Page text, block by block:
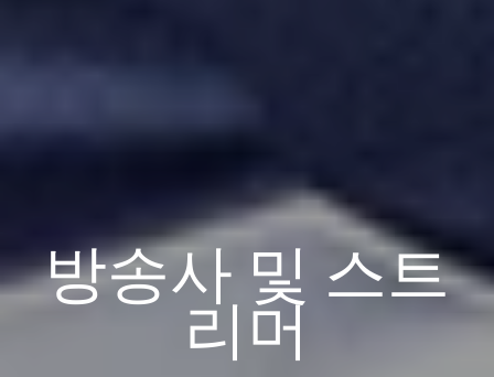
방송사 및 스트
리머